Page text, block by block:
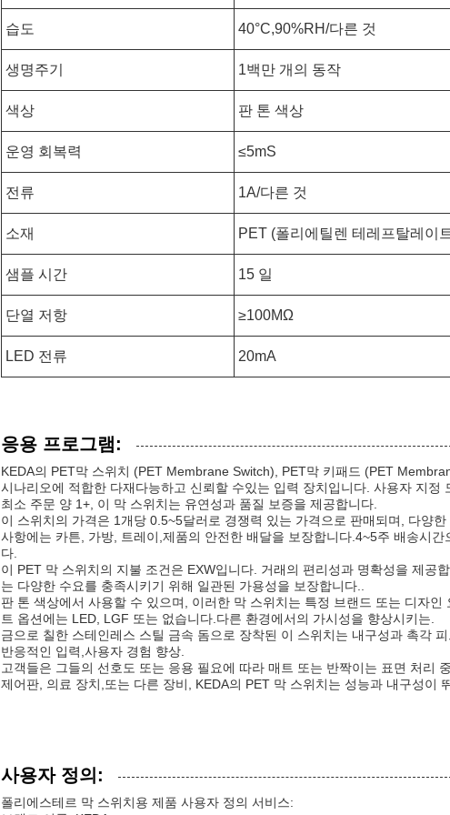
습도 40°C,90%RH/다른 것
생명주기 1백만 개의 동작
색상 판 톤 색상
운영 회복력 ≤5mS
전류 1A/다른 것
소재 PET (폴리에틸렌 테레프탈레이
샘플 시간 15 일
단열 저항 ≥100MΩ
LED 전류 20mA
응용 프로그램:
KEDA의 PET막 스위치 (PET Membrane Switch), PET막 키패드 (PET
시나리오에 적합한 다재다능하고 신뢰할 수있는 입력 장치입니다. 사용자 지
최소 주문 양 1+, 이 막 스위치는 유연성과 품질 보증을 제공합니다.
이 스위치의 가격은 1개당 0.5~5달러로 경쟁력 있는 가격으로 판매되며, 다양
사항에는 카튼, 가방, 트레이,제품의 안전한 배달을 보장합니다.4~5주 배송시
다.
이 PET 막 스위치의 지불 조건은 EXW입니다. 거래의 편리성과 명확성을 제공
는 다양한 수요를 충족시키기 위해 일관된 가용성을 보장합니다..
판 톤 색상에서 사용할 수 있으며, 이러한 막 스위치는 특정 브랜드 또는 디자
트 옵션에는 LED, LGF 또는 없습니다.다른 환경에서의 가시성을 향상시키는.
금으로 칠한 스테인레스 스틸 금속 돔으로 장착된 이 스위치는 내구성과 촉각
반응적인 입력,사용자 경험 향상.
고객들은 그들의 선호도 또는 응용 필요에 따라 매트 또는 반짝이는 표면 처리
제어판, 의료 장치,또는 다른 장비, KEDA의 PET 막 스위치는 성능과 내구성이
사용자 정의:
폴리에스테르 막 스위치용 제품 사용자 정의 서비스: